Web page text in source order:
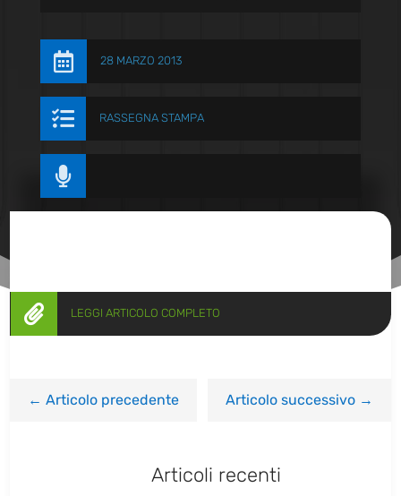
 28 MARZO 2013
 RASSEGNA STAMPA

 LEGGI ARTICOLO COMPLETO
←Articolo precedente Articolo successivo→
Articoli recenti